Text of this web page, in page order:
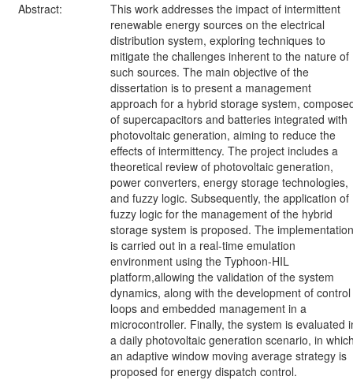
Abstract:
This work addresses the impact of intermittent
renewable energy sources on the electrical
distribution system, exploring techniques to
mitigate the challenges inherent to the nature of
such sources. The main objective of the
dissertation is to present a management
approach for a hybrid storage system,
of supercapacitors and batteries integrated with
photovoltaic generation, aiming to reduce the
effects of intermittency. The project includes a
theoretical review of photovoltaic generation,
power converters, energy storage technologies,
and fuzzy logic. Subsequently, the application of
fuzzy logic for the management of the hybrid
storage system is proposed. The implementation
is carried out in a real-time emulation
environment using the Typhoon-HIL
platform,allowing the validation of the system
dynamics, along with the development of control
loops and embedded management in a
microcontroller. Finally, the system is evaluated
a daily photovoltaic generation scenario, in
an adaptive window moving average strategy is
proposed for energy dispatch control.